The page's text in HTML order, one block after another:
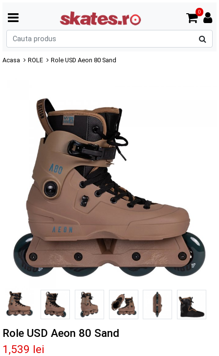
0
Acasa ROLE Role USD Aeon 80 Sand
Role USD Aeon 80 Sand
1,539 lei